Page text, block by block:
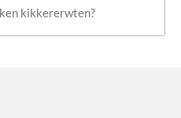
kikkererwten?